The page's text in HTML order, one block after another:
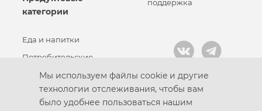
категории
Еда и напитки
Потребительские
Промышленные товары
поддержка
Мы используем файлы cookie и другие
технологии отслеживания, чтобы вам
было удобнее пользоваться нашим